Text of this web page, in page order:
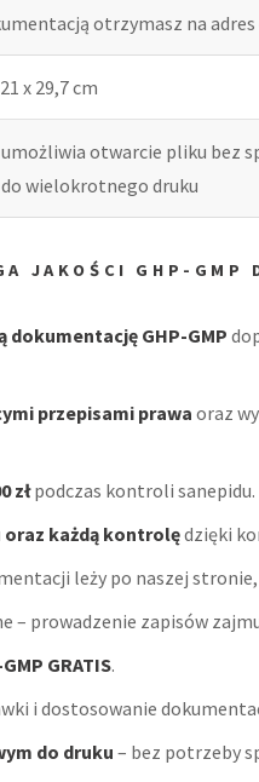
otrzymasz na
x 29,7 cm
umożliwia otwarcie pliku bez
do wielokrotnego druku
JAKOŚCI GHP-GMP
GHP-GMP
przepisami prawa oraz
złpodczas kontroli sanepidu.
każdą kontrolędzięki
leży po naszej
– prowadzenie zapisów
GRATIS.
i dostosowanie
do druku– bez potrzeby